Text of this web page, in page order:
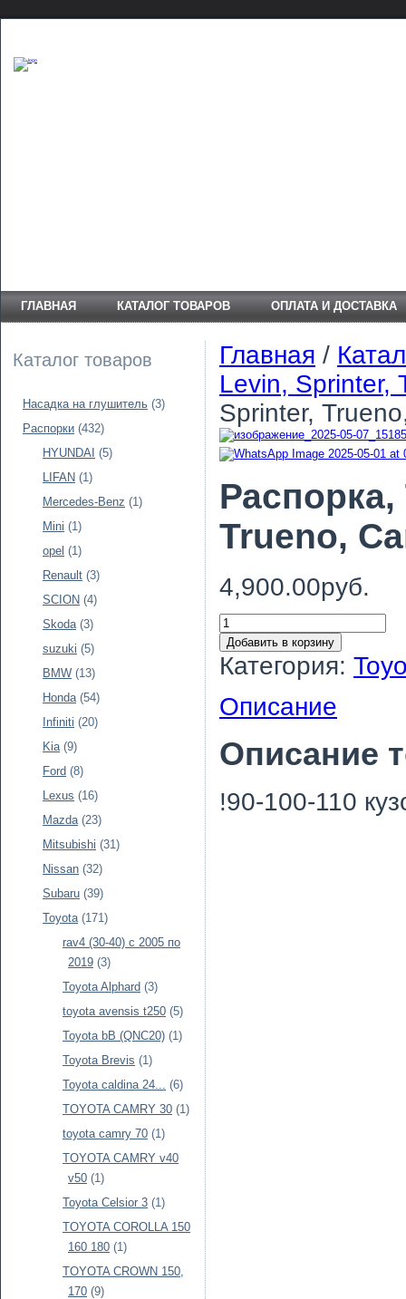
ГЛАВНАЯ КАТАЛОГ ТОВАРОВ ОПЛАТА И ДОСТАВКА
Каталог товаров
Насадка на глушитель (3)
Распорки (432)
HYUNDAI (5)
LIFAN (1)
Mercedes-Benz (1)
Mini (1)
opel (1)
Renault (3)
SCION (4)
Skoda (3)
suzuki (5)
BMW (13)
Honda (54)
Infiniti (20)
Kia (9)
Ford (8)
Lexus (16)
Mazda (23)
Mitsubishi (31)
Nissan (32)
Subaru (39)
Toyota (171)
rav4 (30-40) c 2005 по
2019 (3)
Toyota Alphard (3)
toyota avensis t250 (5)
Toyota bB (QNC20) (1)
Toyota Brevis (1)
Toyota caldina 24... (6)
TOYOTA CAMRY 30 (1)
toyota camry 70 (1)
TOYOTA CAMRY v40
v50 (1)
Toyota Celsior 3 (1)
TOYOTA COROLLA 150
160 180 (1)
TOYOTA CROWN 150,
170 (9)
Главная /
Levin, Sprinter,
Sprinter,
Trueno,
4,900.00руб.
Добавить в корзину
Категория:
Описание
Описание
!90-100-110